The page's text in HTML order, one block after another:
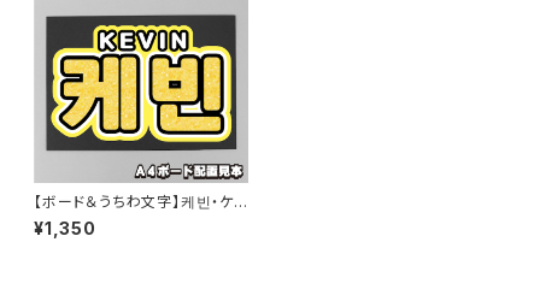
【ボード＆うちわ文字】케빈・ケビ
ン①KEVIN 即納 【THE BOY
Z】
¥1,350